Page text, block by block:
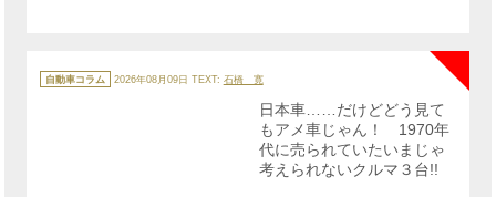
テ
ゴ
自動車コラム 2026年08月09日 TEXT: 石橋 寛
日本車……だけどどう見て
もアメ車じゃん！ 1970年
代に売られていたいまじゃ
考えられないクルマ３台!!